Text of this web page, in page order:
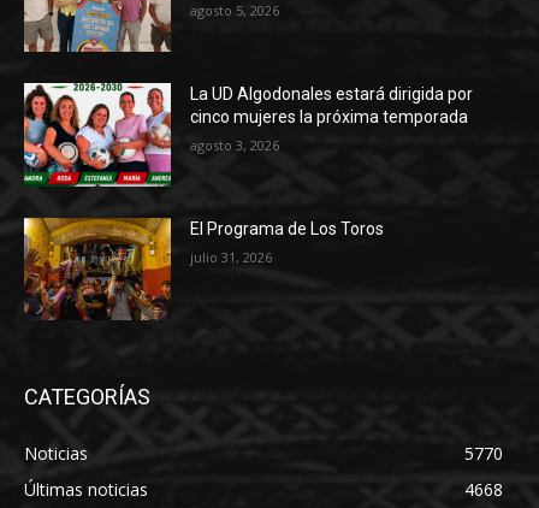
agosto 5, 2026
La UD Algodonales estará dirigida por
cinco mujeres la próxima temporada
agosto 3, 2026
El Programa de Los Toros
julio 31, 2026
CATEGORÍAS
Noticias
5770
Últimas noticias
4668